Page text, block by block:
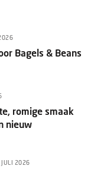
Bagels & Beans
romige smaak
nieuw
JULI 2026